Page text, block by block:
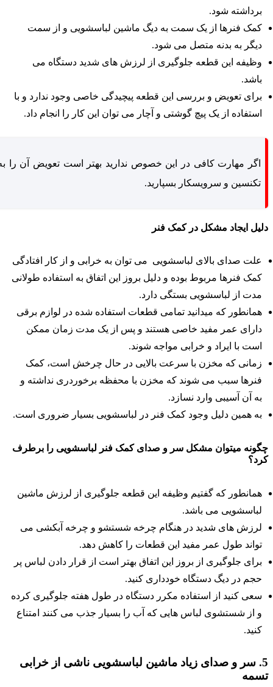
برداشته شود.
کمک فنرها از یک سمت به دیگ ماشین لباسشویی و از سمت
دیگر به بدنه متصل می شود.
وظیفه این قطعه جلوگیری از لرزش های شدید دستگاه می
باشد.
برای تعویض و بررسی این قطعه پیچیدگی خاصی وجود ندارد و با
استفاده از یک پیچ گوشتی و آچار می توان این کار را انجام داد.
اگر مهارت کافی در این خصوص ندارید بهتر است تعویض آن را به
تکنسین و سرویسکار بسپارید.
ایجاد مشکل در کمک فنر
علت صدای بالای لباسشویی می توان به خرابی و از کار افتادگی
کمک فنرها مربوط بوده و دلیل بروز این اتفاق به استفاده طولانی
مدت از لباسشویی بستگی دارد.
همانطور که میدانید تمامی قطعات استفاده شده در لوازم برقی
دارای عمر مفید خاصی هستند و پس از یک مدت زمان ممکن
است با ایراد و خرابی مواجه شوند.
زمانی که مخزن با سرعت بالایی در حال چرخش است، کمک
فنرها سبب می شوند که مخزن با محفظه برخوردری نداشته و
به آن آسیبی وارد نسازد.
به همین دلیل وجود کمک فنر در لباسشویی بسیار ضروری است.
میتوان مشکل سر و صدای کمک فنر لباسشویی را برطرف
همانطور که گفتیم وظیفه این قطعه جلوگیری از لرزش ماشین
لباسشویی می باشد.
لرزش های شدید در هنگام چرخه شستشو و چرخه آبکشی می
تواند طول عمر مفید این قطعات را کاهش دهد.
برای جلوگیری از بروز این اتفاق بهتر است از قرار دادن لباس پر
حجم در دیگ دستگاه خودداری کنید.
سعی کنید از استفاده مکرر دستگاه در طول هفته جلوگیری کرده
و از شستشوی لباس هایی که آب را بسیار جذب می کنند امتناع
کنید.
5. سر و صدای زیاد ماشین لباسشویی ناشی از خرابی